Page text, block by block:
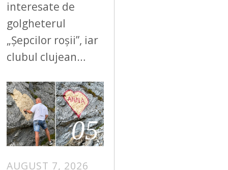
interesate de
golgheterul
„Șepcilor roșii”, iar
clubul clujean…
05
AUGUST 7, 2026